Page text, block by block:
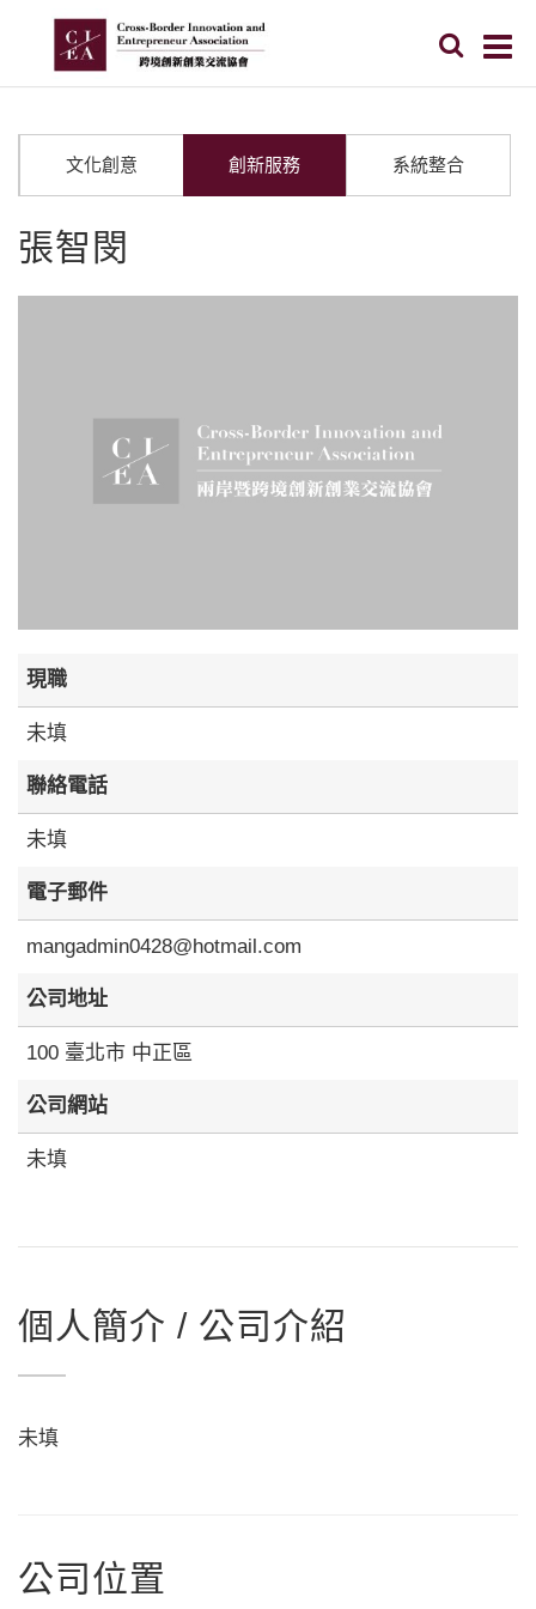
文化創意 創新服務 系統整合
張智閔
現職
未填
聯絡電話
未填
電子郵件
mangadmin0428@hotmail.com
公司地址
100 臺北市 中正區
公司網站
未填
個人簡介 / 公司介紹
未填
公司位置